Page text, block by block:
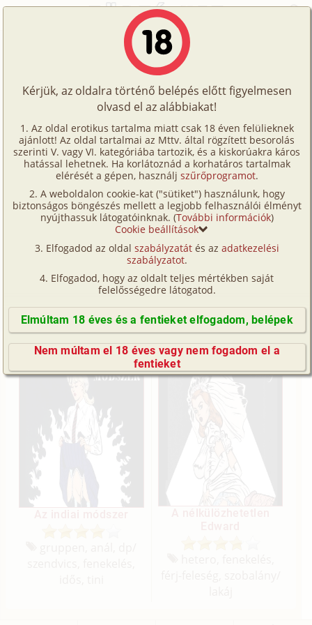
Kérjük, az oldalra történő belépés előtt figyelmesen
olvasd el az alábbiakat!
Az oldal erotikus tartalma miatt csak 18 éven felülieknek
ajánlott! Az oldal tartalmai az Mttv. által rögzített besorolás
szerinti V. vagy VI. kategóriába tartozik, és a kiskorúakra káros
hatással lehetnek. Ha korlátoznád a korhatáros tartalmak
elérését a gépen, használj szűrőprogramot.
A weboldalon cookie-kat ("sütiket") használunk, hogy
biztonságos böngészés mellett a legjobb felhasználói élményt
nyújthassuk látogatóinknak. (További információk)
Cookie beállítások
Elfogadod az oldal szabályzatátés az adatkezelési
szabályzatot.
Elfogadod, hogy az oldalt teljes mértékben saját
felelősségedre látogatod.
Elmúltam 18 éves és a fentieket elfogadom, belépek
Nem múltam el 18 éves vagy nem fogadom el a
fentieket
Filmek
Tölts
fel
Te
Címkék
VIP
Fórum
Ügyfélszolgálat
Írói segédletek
GyIK / FAQ
Impresszum
E-mail küldése
Fenekelés
Fenekelés
Történetek (94 db)
Andival 1. rész
hetero, fenekelés,
diák, lánya, leskelődés,
szabadban-
természetben,
romantikus
Végső elhatározás 1.
rész
hetero, anál,
fenekelés, idős,
középkorú, munkatárs,
szobalány/lakáj, szűz,
szabadban-
természetben
Tovább a többi erotikus történethez
Képregények (8 db)